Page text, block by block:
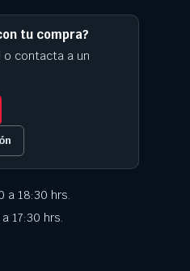
tu compra?
o contacta a un
a 18:30 hrs.
17:30 hrs.